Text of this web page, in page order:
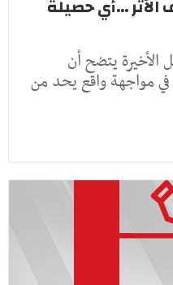
...أي حصيلة
الأخيرة يتضح أن
مواجهة واقع يحد من